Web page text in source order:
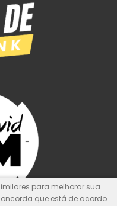
para melhorar sua
que está de acordo